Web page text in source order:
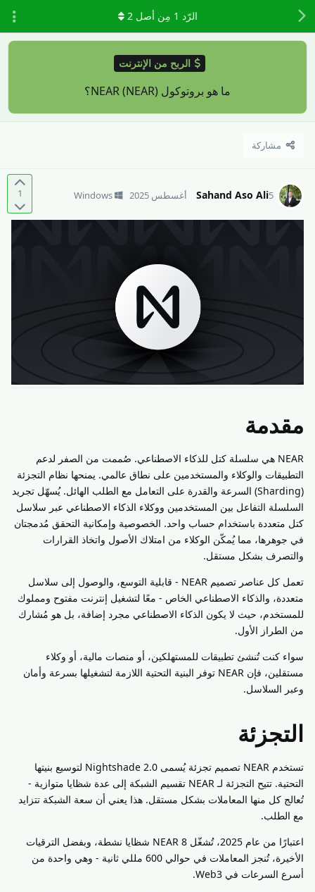
الربح من الإنترنت
ما هو بروتوكول NEAR (NEAR)؟
مشاركة
الرّد 1 مِن أصل2
1 Sahand Aso Ali5 أغسطس 2025 Windows
مقدمة
NEAR هي سلسلة كتل للذكاء الاصطناعي. صُممت من الصفر لدعم
التطبيقات والوكلاء والمستخدمين على نطاق عالمي. يمنحها نظام التجزئة
(Sharding) السرعة والقدرة على التعامل مع الطلب الهائل. يُسهّل تجريد
السلسلة التفاعل بين المستخدمين ووكلاء الذكاء الاصطناعي عبر سلاسل
كتل متعددة باستخدام حساب واحد. الخصوصية وإمكانية التحقق مُدمجتان
في جوهرها، مما يُمكّن الوكلاء من امتلاك الأصول واتخاذ القرارات
والتصرف بشكل مستقل.
تعمل كل عناصر تصميم NEAR - قابلية التوسع، والوصول إلى سلاسل
متعددة، والذكاء الاصطناعي الخاص - معًا لتشغيل إنترنت مفتوح ومملوك
للمستخدم، حيث لا يكون الذكاء الاصطناعي مجرد إضافة، بل هو مُشارك
من الطراز الأول.
سواء كنت تُنشئ تطبيقات للمستهلكين، أو منصات مالية، أو وكلاء
مستقلين، فإن NEAR توفر البنية التحتية اللازمة لتشغيلها بسرعة وأمان
وعبر السلاسل.
التجزئة
تستخدم NEAR تصميم تجزئة يُسمى Nightshade 2.0 لتوسيع بنيتها
التحتية. تتيح التجزئة لـ NEAR تقسيم الشبكة إلى عدة شظايا متوازية -
تُعالج كل منها المعاملات بشكل مستقل. هذا يعني أن سعة الشبكة تتزايد
مع الطلب.
اعتبارًا من عام 2025، تُشغّل NEAR 8 شظايا نشطة، وبفضل الترقيات
الأخيرة، تُنجز المعاملات في حوالي 600 مللي ثانية - وهي واحدة من
أسرع السرعات في Web3.